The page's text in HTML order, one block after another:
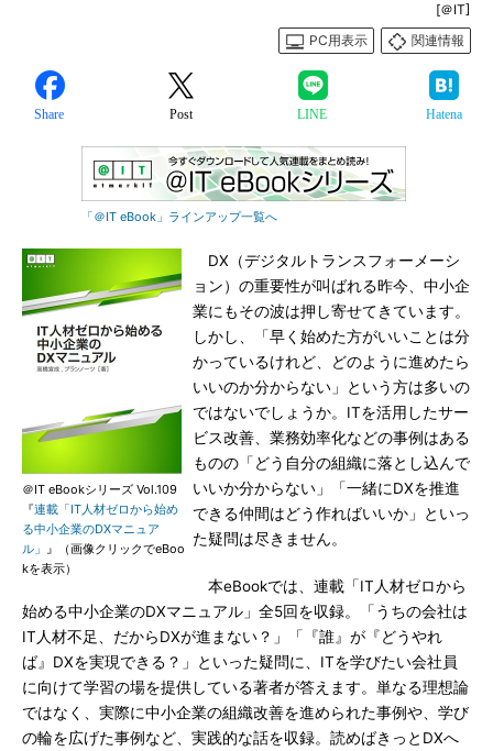
[＠IT]
PC用表示
関連情報
Share Post LINE Hatena
「＠IT eBook」ラインアップ一覧へ
＠IT eBookシリーズ Vol.109
『連載「IT人材ゼロから始め
る中小企業のDXマニュア
ル」 』（画像クリックでeBoo
kを表示）
DX（デジタルトランスフォーメーシ
ョン）の重要性が叫ばれる昨今、中小企
業にもその波は押し寄せてきています。
しかし、「早く始めた方がいいことは分
かっているけれど、どのように進めたら
いいのか分からない」という方は多いの
ではないでしょうか。ITを活用したサー
ビス改善、業務効率化などの事例はある
ものの「どう自分の組織に落とし込んで
いいか分からない」「一緒にDXを推進
できる仲間はどう作ればいいか」といっ
た疑問は尽きません。
本eBookでは、連載「IT人材ゼロから
始める中小企業のDXマニュアル」全5回を収録。「うちの会社は
IT人材不足、だからDXが進まない？」「『誰』が『どうやれ
ば』DXを実現できる？」といった疑問に、ITを学びたい会社員
に向けて学習の場を提供している著者が答えます。単なる理想論
ではなく、実際に中小企業の組織改善を進められた事例や、学び
の輪を広げた事例など、実践的な話を収録。読めばきっとDXへ